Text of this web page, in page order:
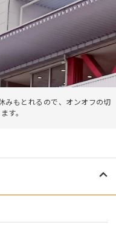
みもとれるので、オンオフの切
す。